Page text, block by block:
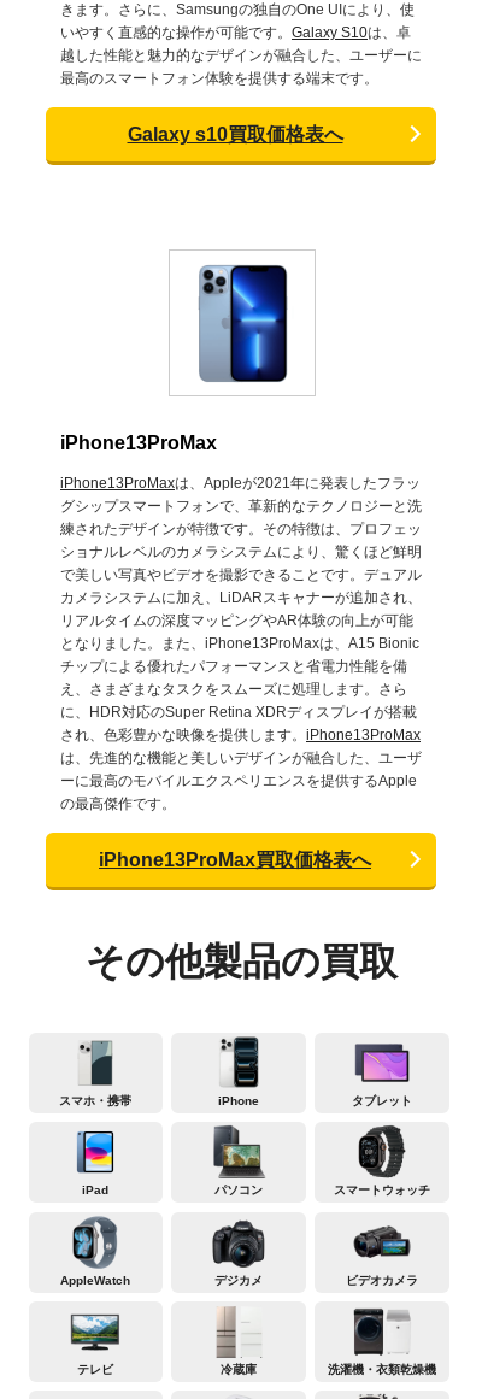
きます。さらに、Samsungの独自のOne UIにより、使
いやすく直感的な操作が可能です。 Galaxy S10は、卓
越した性能と魅力的なデザインが融合した、ユーザーに
最高のスマートフォン体験を提供する端末です。
Galaxy s10買取価格表へ
iPhone13ProMax
iPhone13ProMaxは、Appleが2021年に発表したフラッ
グシップスマートフォンで、革新的なテクノロジーと洗
練されたデザインが特徴です。その特徴は、プロフェッ
ショナルレベルのカメラシステムにより、驚くほど鮮明
で美しい写真やビデオを撮影できることです。デュアル
カメラシステムに加え、LiDARスキャナーが追加され、
リアルタイムの深度マッピングやAR体験の向上が可能
となりました。また、iPhone13ProMaxは、A15 Bionic
チップによる優れたパフォーマンスと省電力性能を備
え、さまざまなタスクをスムーズに処理します。さら
に、HDR対応のSuper Retina XDRディスプレイが搭載
され、色彩豊かな映像を提供します。 iPhone13ProMax
は、先進的な機能と美しいデザインが融合した、ユーザ
ーに最高のモバイルエクスペリエンスを提供するApple
の最高傑作です。
iPhone13ProMax買取価格表へ
その他製品の買取
スマホ・携帯 iPhone タブレット
iPad パソコン スマートウォッチ
AppleWatch デジカメ ビデオカメラ
テレビ 冷蔵庫 洗濯機・衣類乾燥機